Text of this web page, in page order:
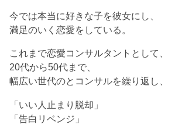
今では本当に好きな子を彼女にし、
満足のいく恋愛をしている。
これまで恋愛コンサルタントとして、
20代から50代まで、
幅広い世代のとコンサルを繰り返し、
「いい人止まり脱却」
「告白リベンジ」